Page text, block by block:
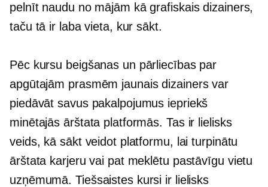
pelnīt naudu no mājām kā grafiskais dizainers,
taču tā ir laba vieta, kur sākt.
Pēc kursu beigšanas un pārliecības par
apgūtajām prasmēm jaunais dizainers var
piedāvāt savus pakalpojumus iepriekš
minētajās ārštata platformās. Tas ir lielisks
veids, kā sākt veidot platformu, lai turpinātu
ārštata karjeru vai pat meklētu pastāvīgu vietu
uzņēmumā. Tiešsaistes kursi ir lielisks